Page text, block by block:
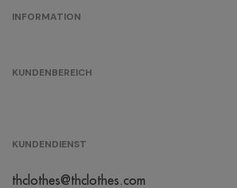
INFORMATION
KUNDENBEREICH
KUNDENDIENST
thclothes@thclothes.com